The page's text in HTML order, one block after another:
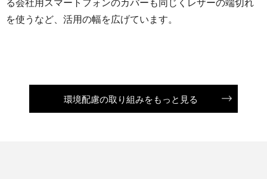
を使うなど、活用の幅を広げています。
環境配慮の取り組みをもっと見る